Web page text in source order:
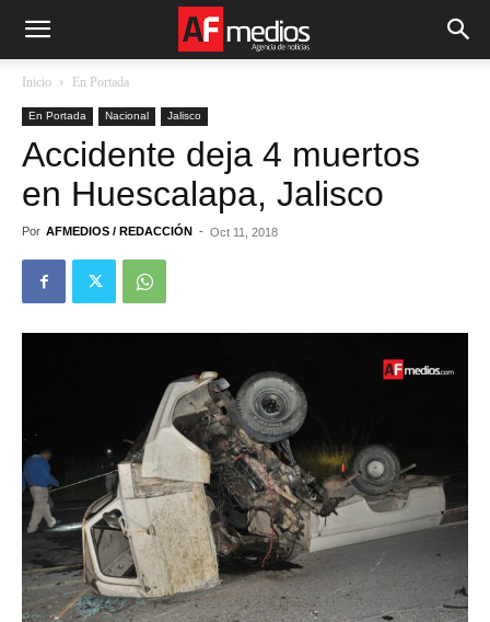
Inicio En Portada
En Portada Nacional Jalisco
Accidente deja 4 muertos
en Huescalapa, Jalisco
Por AFMEDIOS / REDACCIÓN - Oct 11, 2018